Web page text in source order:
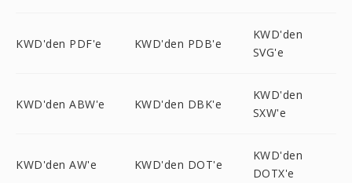
KWD'den PDF'e KWD'den PDB'e
KWD'den
SVG'e
KWD'den ABW'e KWD'den DBK'e
KWD'den
SXW'e
KWD'den AW'e KWD'den DOT'e
KWD'den
DOTX'e